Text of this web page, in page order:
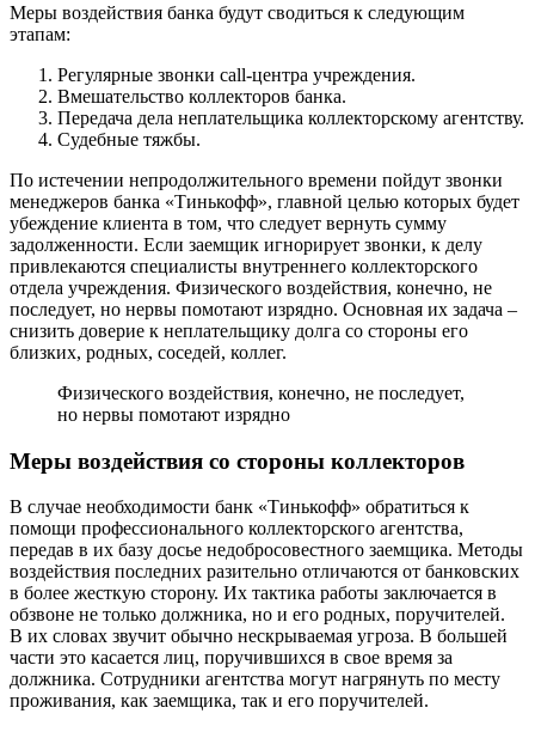
Меры воздействия банка будут сводиться к следующим
этапам:
Регулярные звонки call-центра учреждения.
Вмешательство коллекторов банка.
Передача дела неплательщика коллекторскому агентству.
Судебные тяжбы.
По истечении непродолжительного времени пойдут звонки
менеджеров банка «Тинькофф», главной целью которых будет
убеждение клиента в том, что следует вернуть сумму
задолженности. Если заемщик игнорирует звонки, к делу
привлекаются специалисты внутреннего коллекторского
отдела учреждения. Физического воздействия, конечно, не
последует, но нервы помотают изрядно. Основная их задача –
снизить доверие к неплательщику долга со стороны его
близких, родных, соседей, коллег.
Физического воздействия, конечно, не последует,
но нервы помотают изрядно
Меры воздействия со стороны коллекторов
В случае необходимости банк «Тинькофф» обратиться к
помощи профессионального коллекторского агентства,
передав в их базу досье недобросовестного заемщика. Методы
воздействия последних разительно отличаются от банковских
в более жесткую сторону. Их тактика работы заключается в
обзвоне не только должника, но и его родных, поручителей.
В их словах звучит обычно нескрываемая угроза. В большей
части это касается лиц, поручившихся в свое время за
должника. Сотрудники агентства могут нагрянуть по месту
проживания, как заемщика, так и его поручителей.